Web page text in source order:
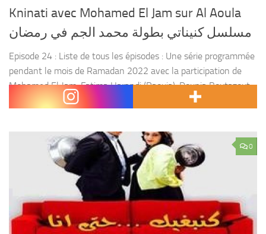
Kninati avec Mohamed El Jam sur Al Aoula
مسلسل كنيناتي بطولة محمد الجم في رمضان
Episode 24 : Liste de tous les épisodes : Une série programmée
pendant le mois de Ramadan 2022 avec la participation de
Mohamed El Jam, Fatima Harandi (Raouia), Dounia Boutazout,
Yahya El Fandy, Jamila...
0